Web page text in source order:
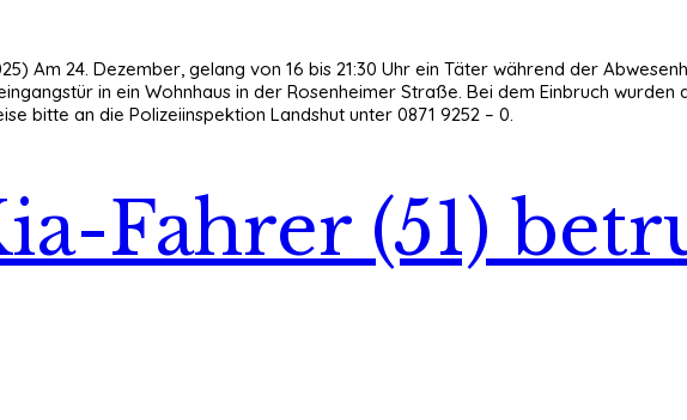
Am 24. Dezember, gelang von 16 bis 21:30 Uhr ein Täter während der
in ein Wohnhaus in der Rosenheimer Straße. Bei dem Einbruch wurden
bitte an die Polizeiinspektion Landshut unter 0871 9252 – 0.
Fahrer (51)